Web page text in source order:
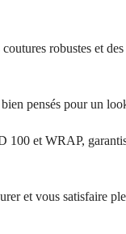
robustes et
pensés pour un
et WRAP,
et vous satisfaire